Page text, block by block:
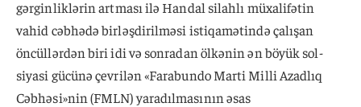
gərginliklərin artması ilə Handal silahlı müxalifətin
vahid cəbhədə birləşdirilməsi istiqamətində çalışan
öncüllərdən biri idi və sonradan ölkənin ən böyük sol-
siyasi gücünə çevrilən «Farabundo Marti Milli Azadlıq
Cəbhəsi»nin (FMLN) yaradılmasının əsas